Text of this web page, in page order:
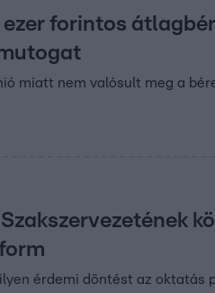
forintos
miatt nem valósult meg a
érdemi döntést az oktatás